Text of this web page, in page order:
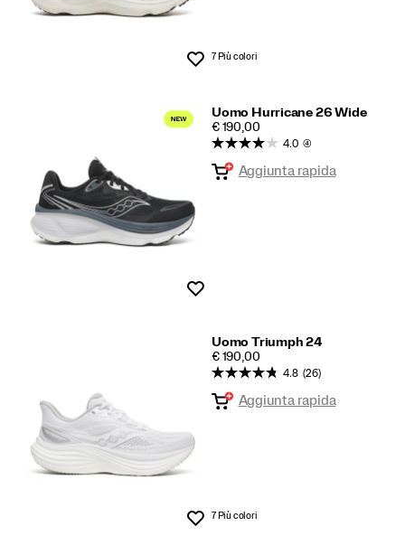
Lista dei desideri
7 Più colori
Uomo Hurricane 26 Wide
PRICE
€ 190,00
4.0 (4)
Aggiunta rapida
Uomo Triumph 24
PRICE
€ 190,00
Lista dei desideri
4.8 (26)
Aggiunta rapida
7 Più colori